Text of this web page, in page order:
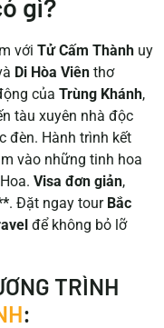
gì?
vớiTử Cấm Thành uy
Di Hòa Viên thơ
củaTrùng Khánh,
tàu xuyên nhà độc
đèn. Hành trình kết
vào những tinh hoa
Visa đơn giản,
. Đặt ngay tour Bắc
để không bỏ lỡ
TRÌNH
: